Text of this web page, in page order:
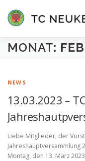
Inhalt
springen
MONAT:
NEWS
13.03.2023 –
Liebe Mitglieder, der
Jahreshauptversammlung
Montag, den 13. März